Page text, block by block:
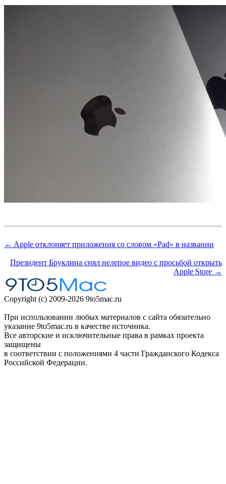
← Apple отклоняет приложения со словом «Pad» в названии
Президент Бруклина снял нелепое видео с просьбой открыть
Apple Store →
Copyright (c) 2009-2026 9to5mac.ru
При использовании любых материалов с сайта обязательно
указание 9to5mac.ru в качестве источника.
Все авторские и исключительные права в рамках проекта
защищены
в соответствии с положениями 4 части Гражданского Кодекса
Российской Федерации.